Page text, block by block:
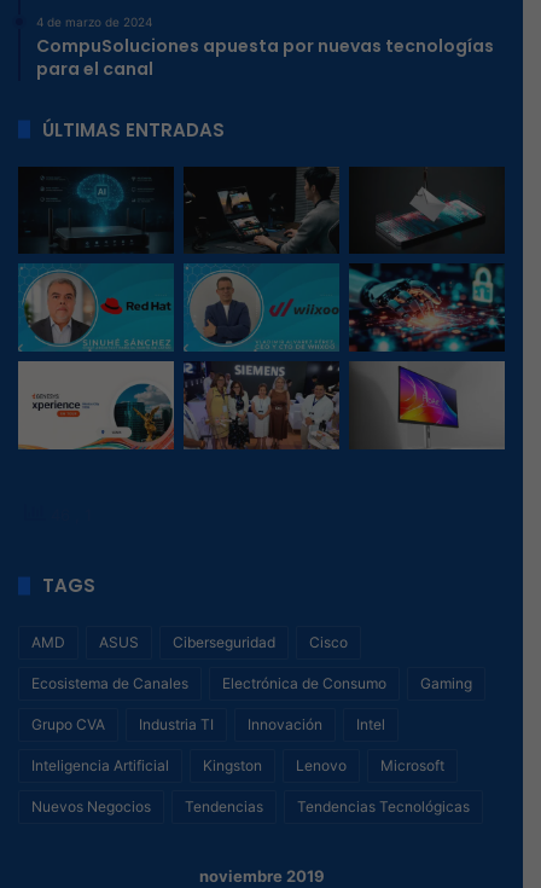
4 de marzo de 2024
CompuSoluciones apuesta por nuevas tecnologías
para el canal
ÚLTIMAS ENTRADAS
TAGS
AMD ASUS Ciberseguridad Cisco
Ecosistema de Canales Electrónica de Consumo Gaming
Grupo CVA Industria TI Innovación Intel
Inteligencia Artificial Kingston Lenovo Microsoft
Nuevos Negocios Tendencias Tendencias Tecnológicas
noviembre 2019